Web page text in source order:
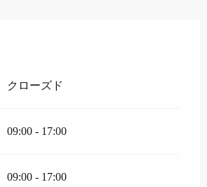
クローズド
09:00 - 17:00
09:00 - 17:00